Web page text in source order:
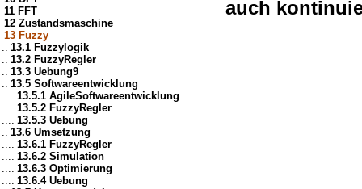
11 FFT
12 Zustandsmaschine
13 Fuzzy
.. 13.1 Fuzzylogik
.. 13.2 FuzzyRegler
.. 13.3 Uebung9
.. 13.5 Softwareentwicklung
.... 13.5.1 AgileSoftwareentwicklung
.... 13.5.2 FuzzyRegler
.... 13.5.3 Uebung
.. 13.6 Umsetzung
.... 13.6.1 FuzzyRegler
.... 13.6.2 Simulation
.... 13.6.3 Optimierung
.... 13.6.4 Uebung
auch